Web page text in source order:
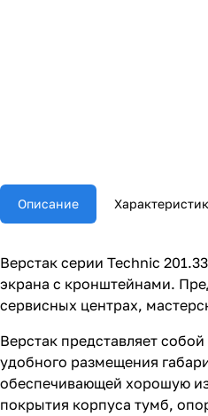
Описание
Верстак серии Technic
экрана с кронштейнами.
сервисных центрах,
Верстак представляет
удобного размещения
обеспечивающей хорошую
покрытия корпуса тумб,